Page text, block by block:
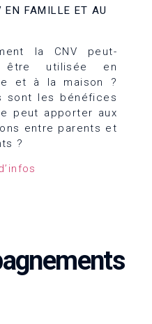
FAMILLE ET AU
la CNV peut-
être utilisée en
et à la maison ?
sont les bénéfices
peut apporter aux
entre parents et
?